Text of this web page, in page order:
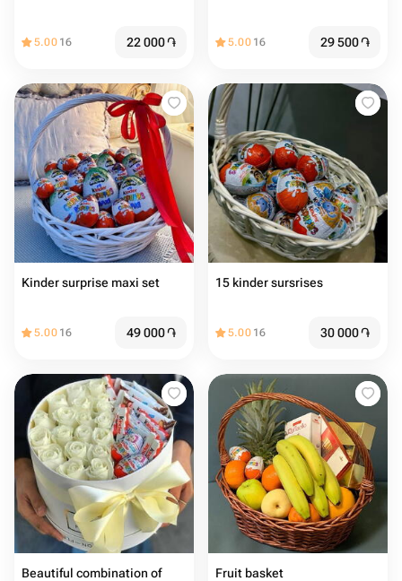
5.00 16 22 000֏ 5.00 16 29 500֏
Kinder surprise maxi set
5.00 16 49 000֏
15 kinder sursrises
5.00 16 30 000֏
Beautiful combination of
Fruit basket